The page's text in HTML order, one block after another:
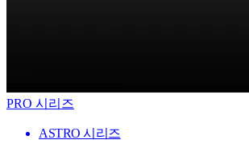
PRO 시리즈
ASTRO 시리즈